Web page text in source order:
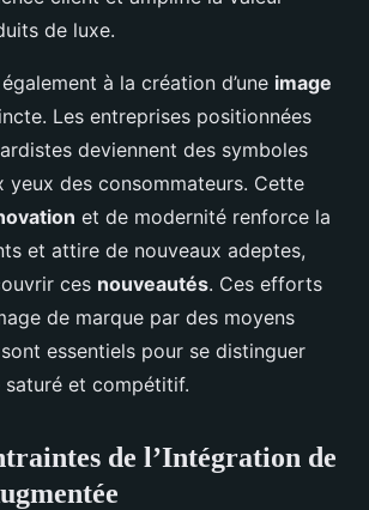
de luxe.
à la création d’une image
Les entreprises positionnées
deviennent des symboles
yeux des consommateurs. Cette
et de modernité renforce la
et attire de nouveaux adeptes,
ces nouveautés. Ces efforts
de marque par des moyens
essentiels pour se distinguer
saturé et compétitif.
de l’Intégration de